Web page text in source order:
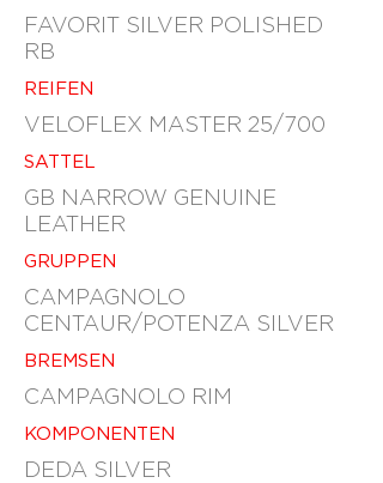
DEDA SILVER
KOMPONENTEN
FAVORIT SILVER POLISHED
RB
CAMPAGNOLO
CENTAUR/POTENZA SILVER
GRUPPEN
BREMSEN
CAMPAGNOLO RIM
VELOFLEX MASTER 25/700
REIFEN
SATTEL
GB NARROW GENUINE
LEATHER